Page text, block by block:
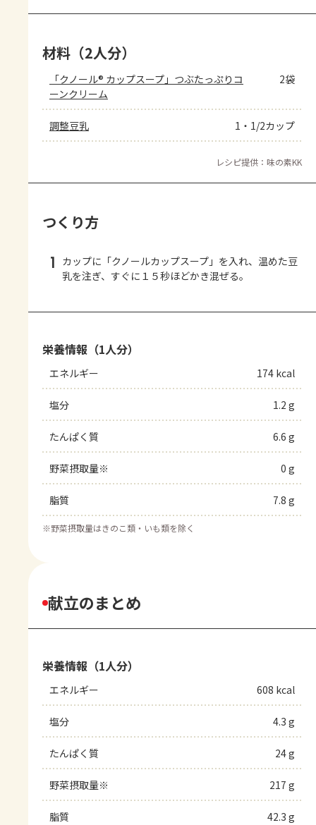
材料（2人分）
「クノール® カップスープ」つぶたっぷりコ
ーンクリーム
2袋
調整豆乳 1・1/2カップ
レシピ提供：味の素KK
つくり方
1 カップに「クノールカップスープ」を入れ、温めた豆
乳を注ぎ、すぐに１５秒ほどかき混ぜる。
栄養情報（1人分）
エネルギー 174 kcal
塩分 1.2 g
たんぱく質 6.6 g
野菜摂取量※ 0 g
脂質 7.8 g
※野菜摂取量はきのこ類・いも類を除く
献立のまとめ
栄養情報（1人分）
エネルギー 608 kcal
塩分 4.3 g
たんぱく質 24 g
野菜摂取量※ 217 g
脂質 42.3 g